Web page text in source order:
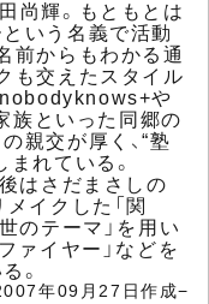
尚輝。もともとは
いう名義で活動
前からもわかる通
も交えたスタイル
や
族といった同郷の
親交が厚く、“塾
れている。
はさだまさしの
メイクした「関
のテーマ」を用い
ァイヤー」などを
。
年09月27日作成−